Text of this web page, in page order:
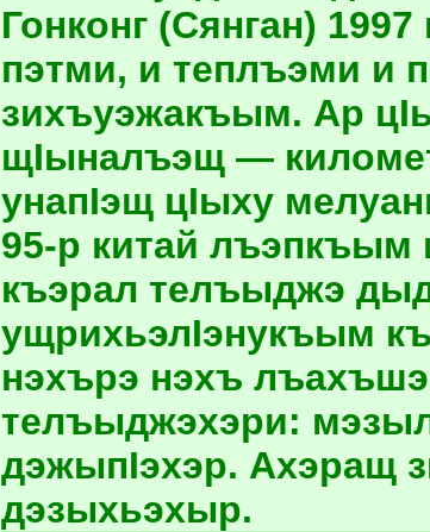
Гонконг (Сянган)
пэтми, и теплъэми и
зихъуэжакъым. Ар
щIыналъэщ —
унапIэщ цIыху
95-р китай
къэрал телъыджэ
ущрихьэлIэнукъым
нэхърэ нэхъ
телъыджэхэри:
дэжыпIэхэр. Ахэращ
дэзыхьэхыр.